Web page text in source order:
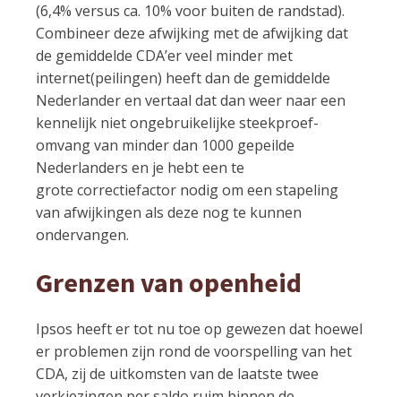
(6,4% versus ca. 10% voor buiten de randstad).
Combineer deze afwijking met de afwijking dat
de gemiddelde CDA’er veel minder met
internet(peilingen) heeft dan de gemiddelde
Nederlander en vertaal dat dan weer naar een
kennelijk niet ongebruikelijke steekproef-
omvang van minder dan 1000 gepeilde
Nederlanders en je hebt een te
grote correctiefactor nodig om een stapeling
van afwijkingen als deze nog te kunnen
ondervangen.
Grenzen van openheid
Ipsos heeft er tot nu toe op gewezen dat hoewel
er problemen zijn rond de voorspelling van het
CDA, zij de uitkomsten van de laatste twee